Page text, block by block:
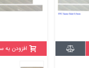
افزودن به